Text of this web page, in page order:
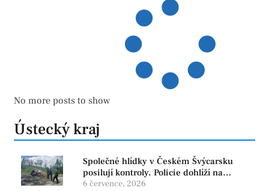
No more posts to show
Ústecký kraj
Společné hlídky v Českém Švýcarsku
posilují kontroly. Policie dohlíží na
bezpečnost i ochranu přírody
6 července, 2026